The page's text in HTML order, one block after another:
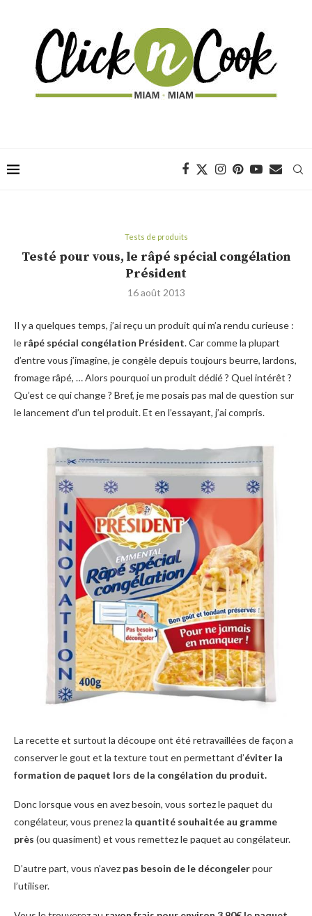
Tests de produits
Testé pour vous, le râpé spécial congélation
Président
16 août 2013
Il y a quelques temps, j’ai reçu un produit qui m’a rendu curieuse :
le râpé spécial congélation Président. Car comme la plupart
d’entre vous j’imagine, je congèle depuis toujours beurre, lardons,
fromage râpé, … Alors pourquoi un produit dédié ? Quel intérêt ?
Qu’est ce qui change ? Bref, je me posais pas mal de question sur
le lancement d’un tel produit. Et en l’essayant, j’ai compris.
La recette et surtout la découpe ont été retravaillées de façon a
conserver le gout et la texture tout en permettant d’éviter la
formation de paquet lors de la congélation du produit.
Donc lorsque vous en avez besoin, vous sortez le paquet du
congélateur, vous prenez la quantité souhaitée au gramme
près (ou quasiment) et vous remettez le paquet au congélateur.
D’autre part, vous n’avez pas besoin de le décongelerpour
l’utiliser.